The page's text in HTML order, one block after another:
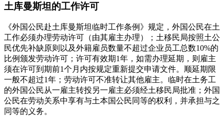
土库曼斯坦的工作许可
《外国公民赴土库曼斯坦临时工作条例》规定，外国公民在土
工作必须办理劳动许可（由其雇主办理）；土移民局按照土公
民优先补缺原则以及外籍雇员数量不超过企业员工总数10%的
比例颁发劳动许可；许可有效期1年，如需办理延期，则雇主
须在许可到期前1个月内按规定重新提交申请文件。顺延期限
一般不超过1年；劳动许可不准转让其他雇主。临时在土务工
的外国公民从一雇主转投另一雇主必须经土移民局批准；外国
公民在劳动关系中享有与土本国公民同等的权利，并承担与之
同等的义务。